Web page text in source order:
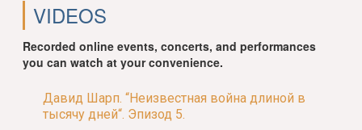
VIDEOS
Recorded online events, concerts, and performances
you can watch at your convenience.
Давид Шарп. “Неизвестная война длиной в
тысячу дней“. Эпизод 5.